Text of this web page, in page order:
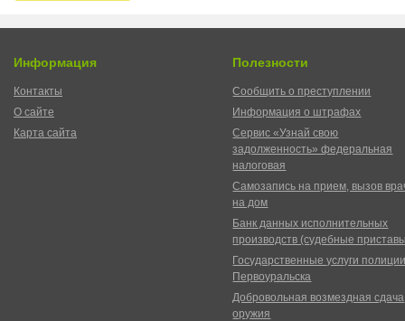
Информация
Контакты
О сайте
Карта сайта
Полезности
Сообщить о преступлении
Информация о штрафах
Сервис «Узнай свою
задолженность» федеральная
налоговая
Самозапись на прием, вызов
на дом
Банк данных исполнительных
производств (судебные
Государственные услуги
Первоуральска
Добровольная возмездная сдача
оружия